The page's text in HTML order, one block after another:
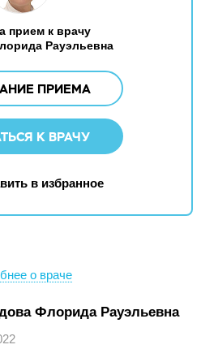
прием к врачу
Рауэльевна
ПРИЕМА
К ВРАЧУ
в избранное
о враче
Флорида Рауэльевна